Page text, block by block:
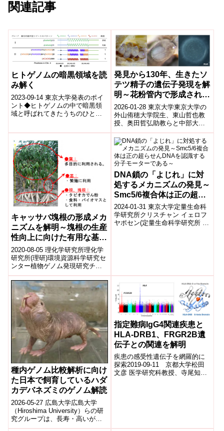
関連記事
ヒトゲノムの暗黒領域を読
み解く
2023-09-14 東京大学発表のポイ
ント◆ヒトゲノムの中で暗黒領
域と呼ばれてきたうちのひとつ
発見から130年、生きたソ
テツ精子の遺伝子発現を解
明～花粉管内で形成され泳
ぐ精子が示す、陸上植物の
受精機構進化の中間的段階
～
2026-01-28 東京大学東京大学の
外山侑穂大学院生、東山哲也教
授、奥田哲弘助教らと中部大学
の鈴木孝征教授は、裸子植物ソ
テツの精子・花粉管・卵細胞の
遺伝子発...
キャッサバ塊根の形成メカ
ニズムを解明～塊根の生産
性向上に向けた有用な基盤
知見の取得に貢献～
2020-08-05 理化学研究所理化学
研究所(理研)環境資源科学研究セ
ンター植物ゲノム発現研究チー
ムの関原明チームリーダー、内
海好規研究員らの国際共同研究
グル...
DNA鎖の「よじれ」に対
処するメカニズムの発見～
Smc5/6複合体は正の超ら
せんDNAを認識する分子
モーターである～
2024-01-31 東京大学定量生命科
学研究所クリスチャン イェロフ
ヤポセン(定量生命科学研究所 講
種内ゲノム比較解析に向け
た日本で飼育しているハダ
カデバネズミのゲノム解読
2026-05-27 広島大学広島大学
（Hiroshima University）らの研
究グループは、長寿・高いがん
耐性で知られるハダカデバネズ
指定難病IgG4関連疾患と
HLA-DRB1、FRGR2B遺
伝子との関連を解明
疾患の感受性遺伝子を網羅的に
探索2019-09-11 京都大学松田
文彦 医学研究科教授、寺尾知可